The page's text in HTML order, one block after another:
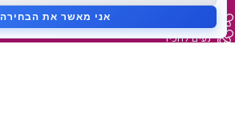
נעים להכיר
אני מאשר את הבחירה